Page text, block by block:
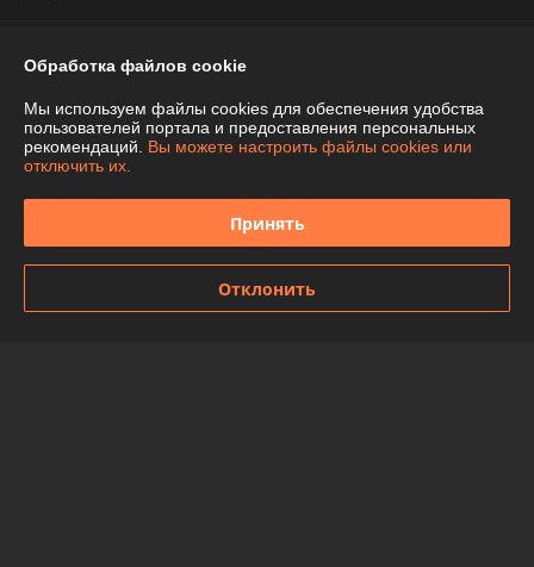
Доставка и оплата
График работы
Политика обработки cookies
Обработка файлов cookie
Мы используем файлы cookies для обеспечения удобства
пользователей портала и предоставления персональных
рекомендаций. Вы можете настроить файлы cookies или
отключить их.
Принять
Отклонить